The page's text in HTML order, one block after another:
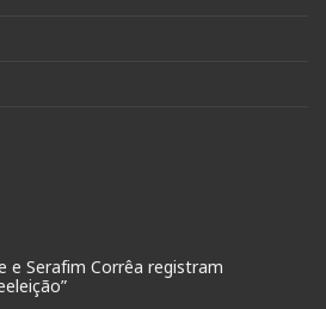
e Serafim Corrêa registram